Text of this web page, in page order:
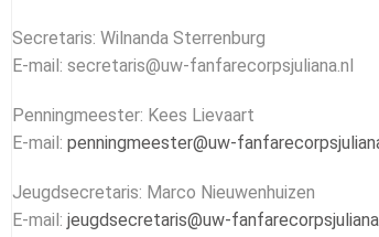
Secretaris: Wilnanda Sterrenburg
E-mail: secretaris@uw-fanfarecorpsjuliana.nl
Penningmeester: Kees Lievaart
E-mail: penningmeester@uw-
Jeugdsecretaris: Marco Nieuwenhuizen
E-mail: jeugdsecretaris@uw-